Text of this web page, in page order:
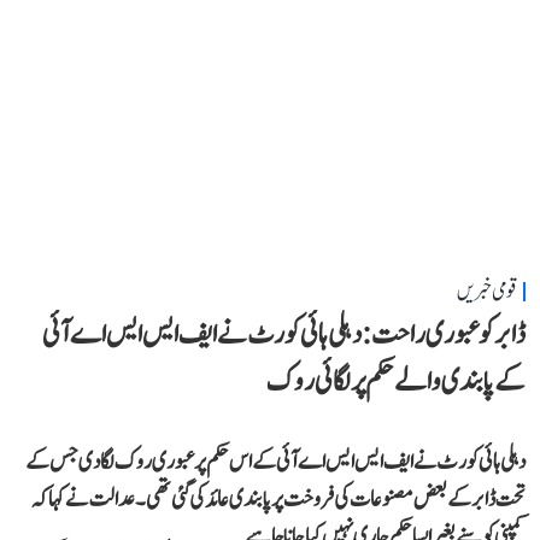
قومی خبریں
ڈابر کو عبوری راحت: دہلی ہائی کورٹ نے ایف ایس ایس اے آئی
کے پابندی والے حکم پر لگائی روک
دہلی ہائی کورٹ نے ایف ایس ایس اے آئی کے اس حکم پر عبوری روک لگا دی جس کے
تحت ڈابر کے بعض مصنوعات کی فروخت پر پابندی عائد کی گئی تھی۔ عدالت نے کہا کہ